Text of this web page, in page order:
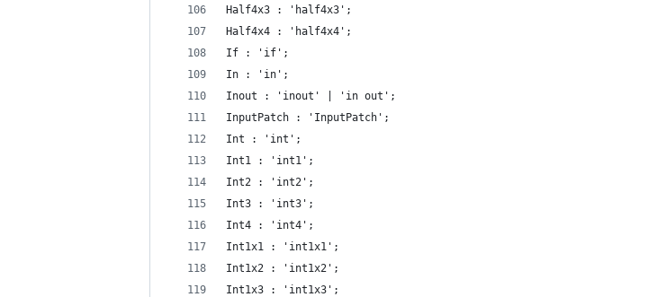
Half4x3 : 'half4x3';
Half4x4 : 'half4x4';
If : 'if';
In : 'in';
Inout : 'inout' | 'in out';
InputPatch : 'InputPatch';
Int : 'int';
Int1 : 'int1';
Int2 : 'int2';
Int3 : 'int3';
Int4 : 'int4';
Int1x1 : 'int1x1';
Int1x2 : 'int1x2';
Int1x3 : 'int1x3';